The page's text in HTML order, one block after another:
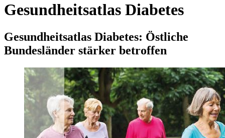
Gesundheitsatlas Diabetes
Gesundheitsatlas Diabetes: Östliche
Bundesländer stärker betroffen